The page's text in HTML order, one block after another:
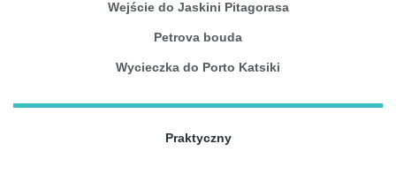
Wejście do Jaskini Pitagorasa
Petrova bouda
Wycieczka do Porto Katsiki
Praktyczny